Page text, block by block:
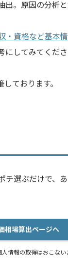
出。原因の分析
・資格など基本
にしてみてくだ
ております。
チ選ぶだけで、
相場算出ページへ
情報の取得はおこない